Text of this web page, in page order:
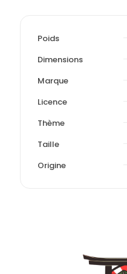
Poids
Dimensions
Marque
Licence
Thème
Taille
Origine